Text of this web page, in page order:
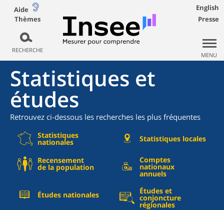
Aide
Thèmes
RECHERCHE
English
Presse
MENU
Statistiques et
études
Retrouvez ci-dessous les recherches les plus fréquentes
Statistiques
nationales Statistiques locales
Recensement
de la population
Comptes
nationaux
annuels
Études nationales Études et
conjoncture
régionales